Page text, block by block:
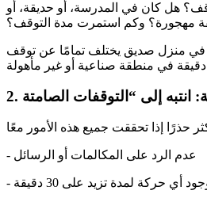
هل كان في المدرسة، أو حديقة، أو
مهجورة؟ وكم استمرت مدة التوقف؟
لمدة 20 دقيقة في منزل صديق يختلف تمامًا عن توقف
2.
- عدم الرد على المكالمات أو الرسائل
أي حركة لمدة تزيد على 30 دقيقة